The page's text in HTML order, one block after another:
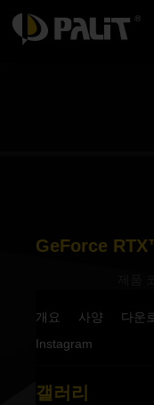
GeForce
개요 사양 다운
Instagram
갤러리